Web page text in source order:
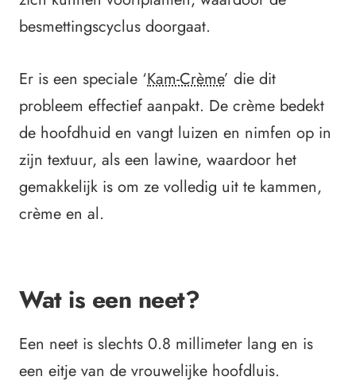
besmettingscyclus doorgaat.
Er is een speciale ‘Kam-Crème’ die dit
probleem effectief aanpakt. De crème bedekt
de hoofdhuid en vangt luizen en nimfen op in
zijn textuur, als een lawine, waardoor het
gemakkelijk is om ze volledig uit te kammen,
crème en al.
Wat is een neet?
Een neet is slechts 0.8 millimeter lang en is
een eitje van de vrouwelijke hoofdluis.